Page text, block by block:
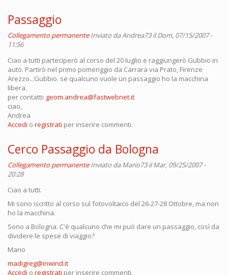
Passaggio
Collegamento permanente Inviato daAndrea73il Dom, 07/15/2007 -
11:56
Ciao a tutti parteciperò al corso del 20 luglio e raggiungerò Gubbio in
auto. Partirò nel primo pomeriggio da Carrara via Prato, Firenze
Arezzo...Gubbio. se qualcuno vuole un passaggio ho la macchina
libera.
per contatti: geom.andrea@fastwebnet.it
ciao,
Andrea
Accedi o registrati per inserire commenti.
Cerco Passaggio da Bologna
Collegamento permanente Inviato daMario73il Mar, 09/25/2007 -
20:28
Ciao a tutti.
Mi sono iscritto al corso sul fotovoltaico del 26-27-28 Ottobre, ma non
ho la macchina.
Sono a Bologna. C'è qualcuno che mi può dare un passaggio, così da
dividere le spese di viaggio?
Mario
madigreg@inwind.it
Accedi o registrati per inserire commenti.